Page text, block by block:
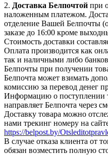
2. Доставка Белпочтой при
наложенным платежом.
отделение Вашей Белпочты
заказе до 16:00 кроме
Стоимость доставки
Оплата производится как
так и наличными либо
Белпочты при получении
Белпочта может взимать
комиссию за перевод денег
Информацию о поступлении
направляет Белпочта через
Доставку товара можно
нами трекинг номеру на
https://belpost.by/
В случае отказа клиента от
обязан возместить полную